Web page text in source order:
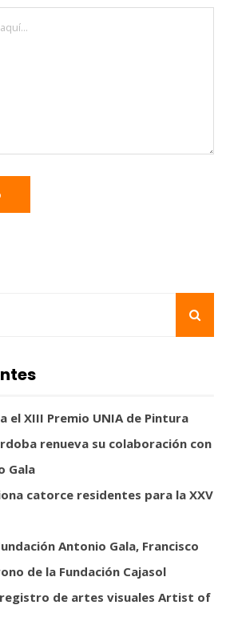
el XIII Premio UNIA de Pintura
renueva su colaboración con
Gala
catorce residentes para la XXV
Antonio Gala, Francisco
de la Fundación Cajasol
registro de artes visuales Artist of